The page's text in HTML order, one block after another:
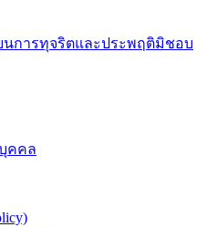
นการทุจริตและประพฤติมิชอบ
คคล